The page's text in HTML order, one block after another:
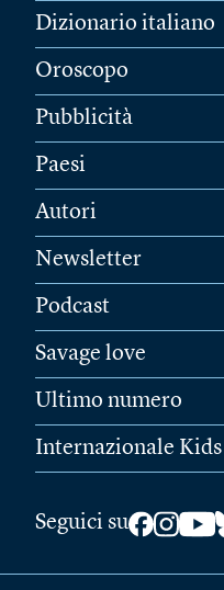
Dizionario italiano
Oroscopo
Pubblicità
Paesi
Autori
Newsletter
Podcast
Savage love
Ultimo numero
Internazionale Kids
Seguici su